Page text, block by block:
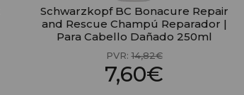
Schwarzkopf BC Bonacure Repair
and Rescue Champú Reparador |
Para Cabello Dañado 250ml
PVR:14,82€
7,60€